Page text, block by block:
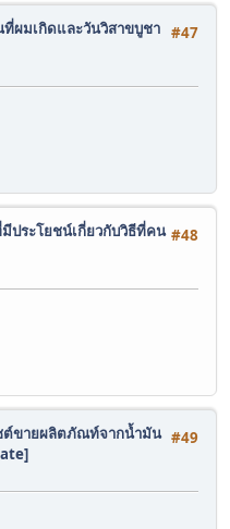
#47
ผมเกิดและวันวิสาขบูชา
#48
ประโยชน์เกี่ยวกับวิธีที่คน
#49
ต์ขายผลิตภัณท์จากน้ำมัน